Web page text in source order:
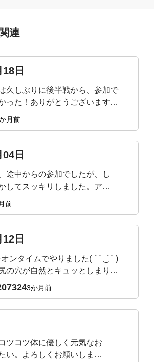
連
日
久しぶりに後半戦から、参加で
った！ありがとうございます😊
ぐすときに、パリパリと剥がれ
ないですが、音の正体はなんな
？
月前
日
途中からの参加でしたが、し
してスッキリしました。アー
画を見ながら毎日少しずつ続
います。
前
日
オンタイムでやりました( ⌒ ͜ ⌒ )
の穴が自然とキュッとしまりま
腹の深いところまで自然と力が
です。←吉田先生、この状態、
、、、！とすごい気づきです。
てます。
3か月前
ツコツ体に優しく元気なお
い。よろしくお願いしま